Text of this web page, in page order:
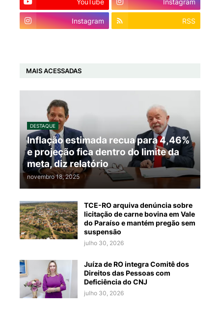
Instagram RSS
MAIS ACESSADAS
DESTAQUE
Inflação estimada recua para 4,46%
e projeção fica dentro do limite da
meta, diz relatório
novembro 18, 2025
TCE-RO arquiva denúncia sobre
licitação de carne bovina em Vale
do Paraíso e mantém pregão sem
suspensão
julho 30, 2026
Juíza de RO integra Comitê dos
Direitos das Pessoas com
Deficiência do CNJ
julho 30, 2026